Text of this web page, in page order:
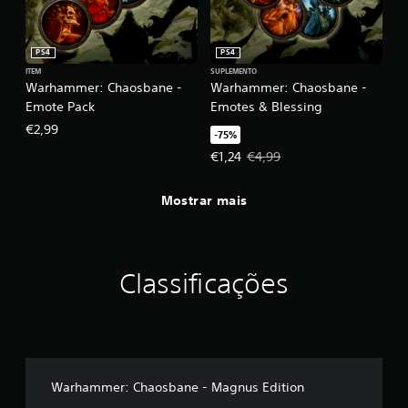
Warhammer: Chaosbane -
Emote Pack
PS4
ITEM
€2,99
Warhammer: Chaosbane -
Emotes & Blessing
PS4
SUPLEMENTO
-75%
€1,24
Preço da oferta: €1,24. Preço
€4,99
Mostrar mais
Classificações
Warhammer: Chaosbane - Magnus Edition